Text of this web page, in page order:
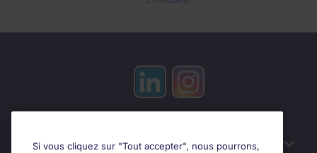
Candidats
Si vous cliquez sur "Tout accepter", nous pourrons,